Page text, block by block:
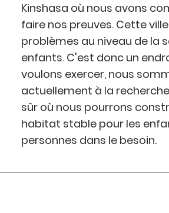
Kinshasa où nous avons
faire nos preuves. Cette
problèmes au niveau de la
enfants. C'est donc un
voulons exercer, nous
actuellement à la
sûr où nous pourrons
habitat stable pour les
personnes dans le besoin.